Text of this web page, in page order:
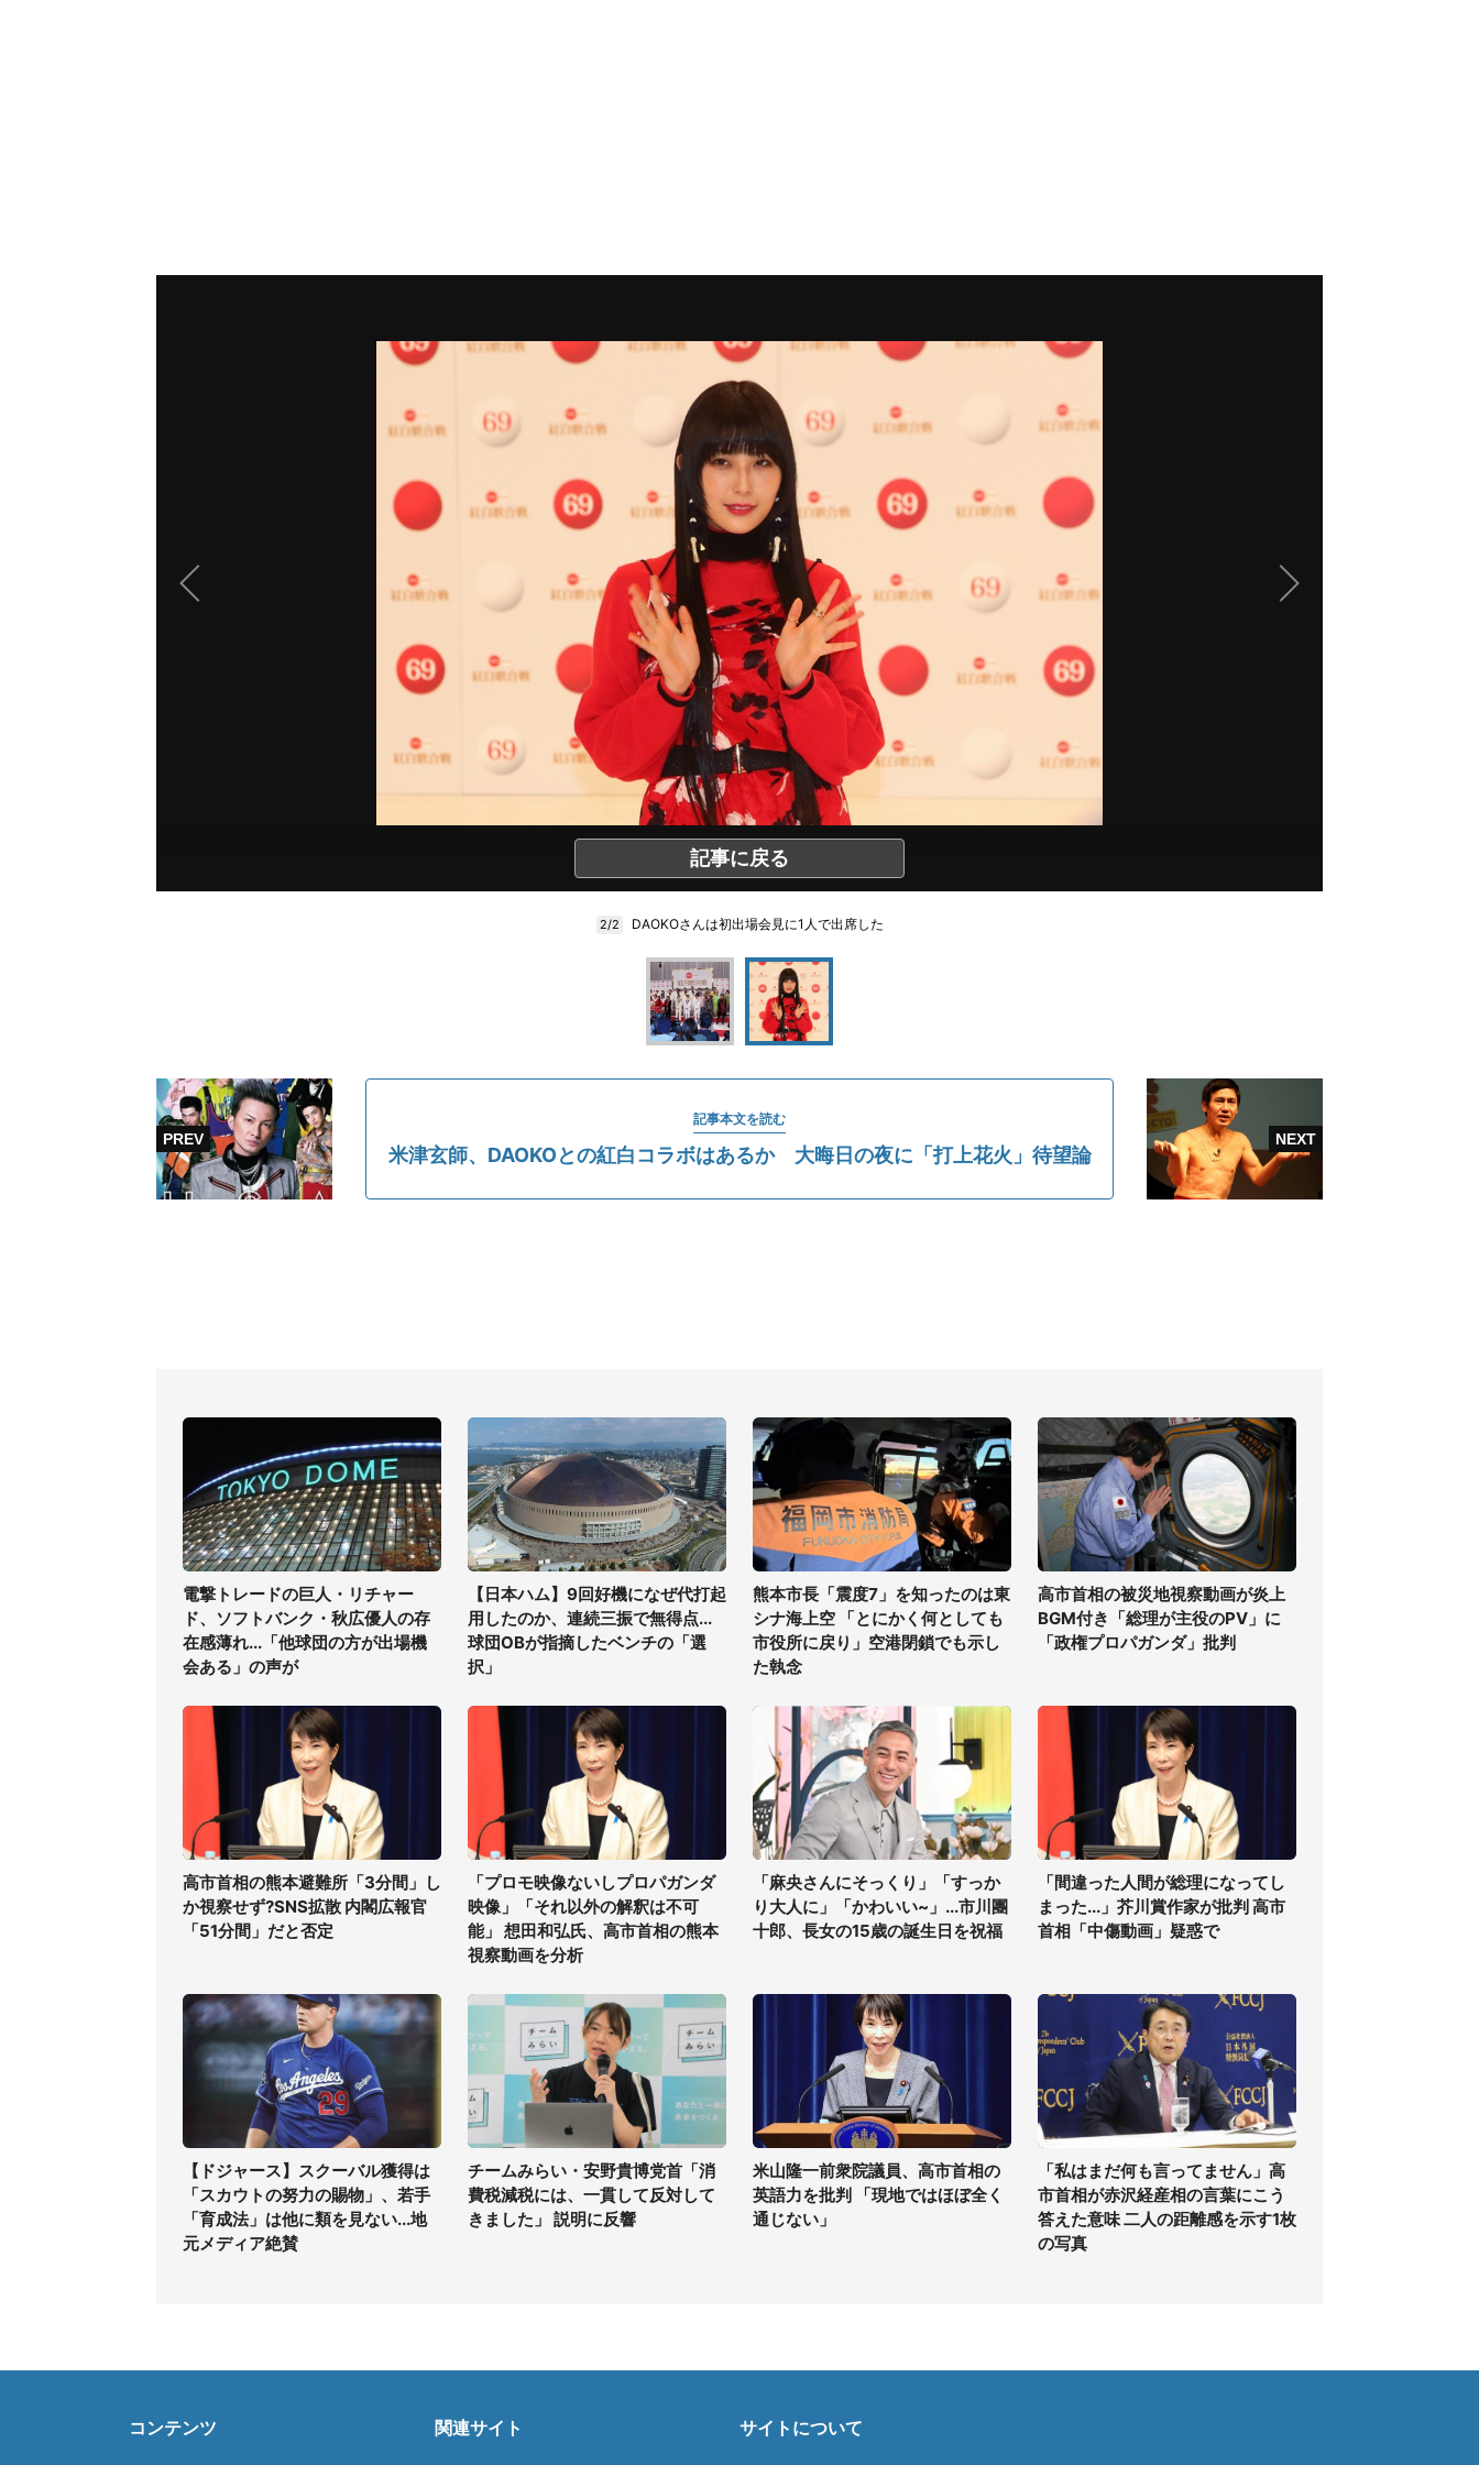
記事に戻る
2/2 DAOKOさんは初出場会見に1人で出席した
記事本文を読む
米津玄師、DAOKOとの紅白コラボはあるか 大晦日の夜に「打上花火」待望論
電撃トレードの巨人・リチャー
ド、ソフトバンク・秋広優人の存
在感薄れ...「他球団の方が出場機
会ある」の声が
【日本ハム】9回好機になぜ代打起
用したのか、連続三振で無得点...
球団OBが指摘したベンチの「選
択」
熊本市長「震度7」を知ったのは東
シナ海上空 「とにかく何としても
市役所に戻り」空港閉鎖でも示し
た執念
高市首相の被災地視察動画が炎上
BGM付き「総理が主役のPV」に
「政権プロパガンダ」批判
高市首相の熊本避難所「3分間」し
か視察せず?SNS拡散 内閣広報官
「51分間」だと否定
「プロモ映像ないしプロパガンダ
映像」「それ以外の解釈は不可
能」 想田和弘氏、高市首相の熊本
視察動画を分析
「麻央さんにそっくり」「すっか
り大人に」「かわいい~」...市川團
十郎、長女の15歳の誕生日を祝福
「間違った人間が総理になってし
まった...」芥川賞作家が批判 高市
首相「中傷動画」疑惑で
【ドジャース】スクーバル獲得は
「スカウトの努力の賜物」、若手
「育成法」は他に類を見ない...地
元メディア絶賛
チームみらい・安野貴博党首「消
費税減税には、一貫して反対して
きました」 説明に反響
米山隆一前衆院議員、高市首相の
英語力を批判 「現地ではほぼ全く
通じない」
「私はまだ何も言ってません」高
市首相が赤沢経産相の言葉にこう
答えた意味 二人の距離感を示す1枚
の写真
コンテンツ 関連サイト サイトについて